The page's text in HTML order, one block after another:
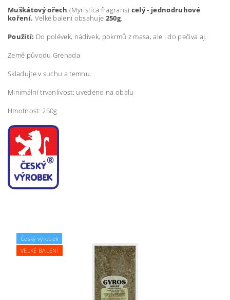
Muškátový ořech(Myristica fragrans) celý - jednodruhové
koření. Velké balení obsahuje 250g.
Použití: Do polévek, nádivek, pokrmů z masa, ale i do pečiva aj.
Země původu Grenada
Skladujte v suchu a temnu.
Minimální trvanlivost: uvedeno na obalu
Hmotnost: 250g
Český výrobek
VELKÉ BALENÍ